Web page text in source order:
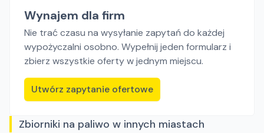
Wynajem dla firm
Nie trać czasu na wysyłanie zapytań do każdej
wypożyczalni osobno. Wypełnij jeden formularz i
zbierz wszystkie oferty w jednym miejscu.
Utwórz zapytanie ofertowe
Zbiorniki na paliwo w innych miastach